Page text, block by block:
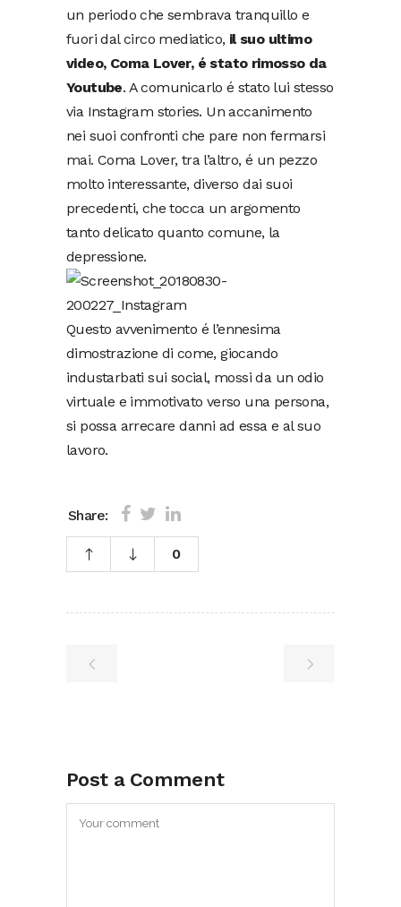
un periodo che sembrava tranquillo e
fuori dal circo mediatico, il suo ultimo
video, Coma Lover, é stato rimosso da
Youtube. A comunicarlo é stato lui stesso
via Instagram stories. Un accanimento
nei suoi confronti che pare non fermarsi
mai. Coma Lover, tra l’altro, é un pezzo
molto interessante, diverso dai suoi
precedenti, che tocca un argomento
tanto delicato quanto comune, la
depressione.
Questo avvenimento é l’ennesima
dimostrazione di come, giocando
industarbati sui social, mossi da un odio
virtuale e immotivato verso una persona,
si possa arrecare danni ad essa e al suo
lavoro.
Share:
0
Post a Comment